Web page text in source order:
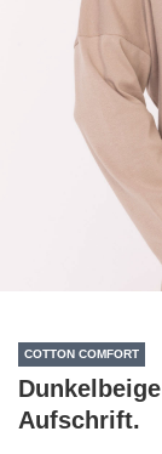
COTTON COMFORT
Aufschrift.